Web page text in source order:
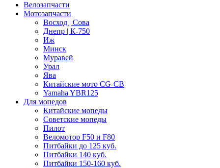
Велозапчасти
Мотозапчасти
Восход | Сова
Днепр | К-750
Иж
Минск
Муравей
Урал
Ява
Китайские мото CG-CB
Yamaha YBR125
Для мопедов
Китайские мопеды
Советские мопеды
Пилот
Веломотор F50 и F80
Питбайки до 125 куб.
Питбайки 140 куб.
Питбайки 150-160 куб.